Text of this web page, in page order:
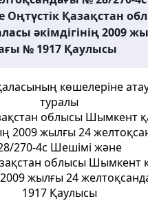
Оңтүстік Қазақстан
әкімдігінің 2009
№ 1917 Қаулысы
көшелеріне
туралы
облысы Шымкент
2009 жылғы 24
270-4с Шешімі және
облысы Шымкент
2009 жылғы 24
1917 Қаулысы